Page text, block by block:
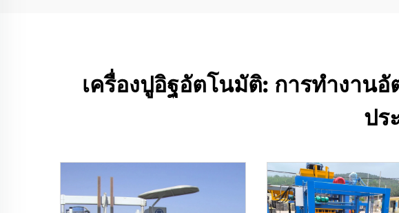
เครื่องปูอิฐอัตโนมัติ: การทำงาน
ปร